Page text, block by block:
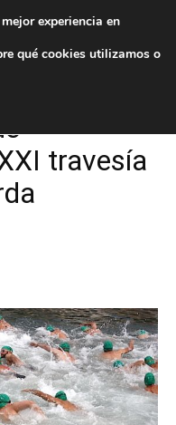
travesía
experiencia en
qué cookies utilizamos o